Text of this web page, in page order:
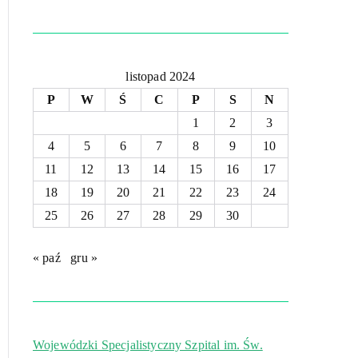
listopad 2024
P
W Ś C P S
N
1
2
3
4
5 6 7 8 9
10
11
12 13 14 15 16
17
18
19 20 21 22 23
24
25
26 27 28 29 30
« paź gru »
Wojewódzki Specjalistyczny Szpital im. Św.